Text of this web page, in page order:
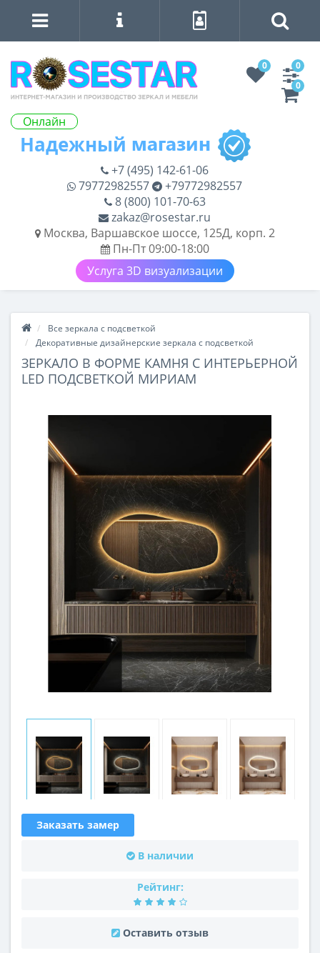
Онлайн
0
0
0
+7 (495) 142-61-06
79772982557
+79772982557
8 (800) 101-70-63
zakaz@rosestar.ru
Москва, Варшавское шоссе, 125Д, корп. 2
Пн-Пт 09:00-18:00
Услуга 3D визуализации
Все зеркала с подсветкой
Декоративные дизайнерские зеркала с подсветкой
ЗЕРКАЛО В ФОРМЕ КАМНЯ С ИНТЕРЬЕРНОЙ
LED ПОДСВЕТКОЙ МИРИАМ
Заказать замер
В наличии
Рейтинг:
Оставить отзыв